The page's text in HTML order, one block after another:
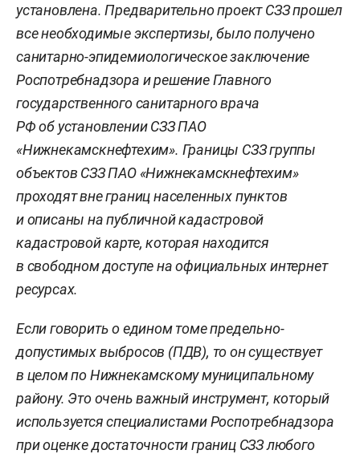
установлена. Предварительно проект СЗЗ прошел
все необходимые экспертизы, было получено
санитарно-эпидемиологическое заключение
Роспотребнадзора и решение Главного
государственного санитарного врача
РФ об установлении СЗЗ ПАО
«Нижнекамскнефтехим». Границы СЗЗ группы
объектов СЗЗ ПАО «Нижнекамскнефтехим»
проходят вне границ населенных пунктов
и описаны на публичной кадастровой
кадастровой карте, которая находится
в свободном доступе на официальных интернет
ресурсах.
Если говорить о едином томе предельно-
допустимых выбросов (ПДВ), то он существует
в целом по Нижнекамскому муниципальному
району. Это очень важный инструмент, который
используется специалистами Роспотребнадзора
при оценке достаточности границ СЗЗ любого